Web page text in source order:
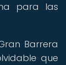
para las
Barrera
que